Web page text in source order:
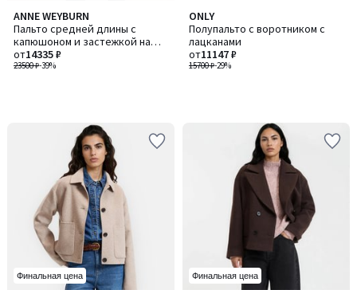
ANNE WEYBURN
Пальто средней длины с
капюшоном и застежкой на
молнию
23500 ₽-39%
от14335 ₽
ONLY
Полупальто с воротником с
лацканами
15700 ₽-29%
от11147 ₽
Финальная цена Финальная цена